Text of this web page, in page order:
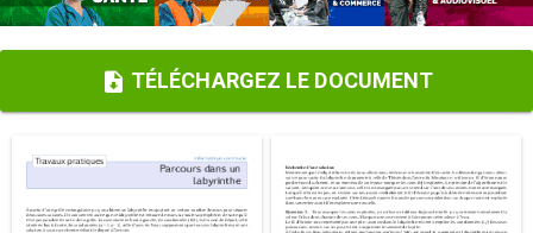
TÉLÉCHARGEZ LE DOCUMENT